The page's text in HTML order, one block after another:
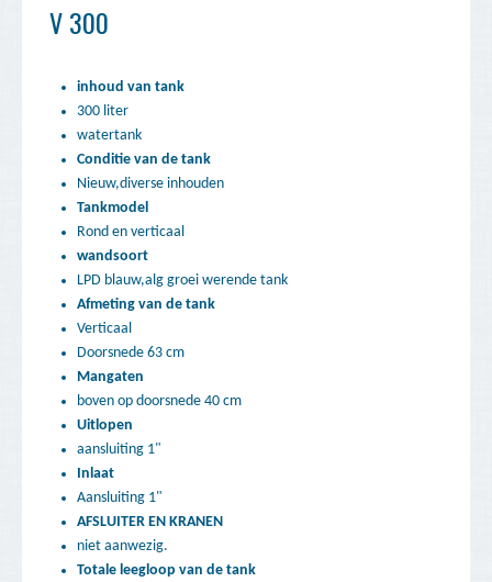
V 300
inhoud van tank
300 liter
watertank
Conditie van de tank
Nieuw,diverse inhouden
Tankmodel
Rond en verticaal
wandsoort
LPD blauw,alg groei werende tank
Afmeting van de tank
Verticaal
Doorsnede 63 cm
Mangaten
boven op doorsnede 40 cm
Uitlopen
aansluiting 1"
Inlaat
Aansluiting 1"
AFSLUITER EN KRANEN
niet aanwezig.
Totale leegloop van de tank